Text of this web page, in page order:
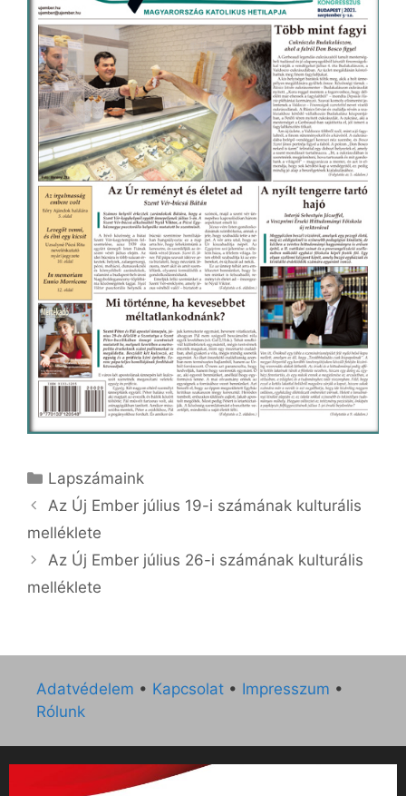
Kategória
Lapszámaink
Az Új Ember július 19-i számának kulturális
melléklete
Az Új Ember július 26-i számának kulturális
melléklete
Adatvédelem • Kapcsolat • Impresszum •
Rólunk